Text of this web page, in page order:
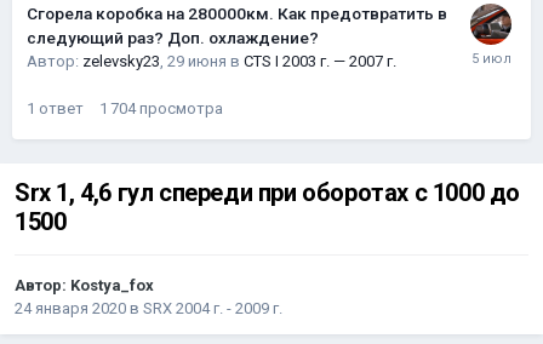
Сгорела коробка на 280000км. Как предотвратить в
следующий раз? Доп. охлаждение?
Автор: zelevsky23, 29 июня в CTS I 2003 г. — 2007 г.
1 ответ 1 704 просмотра
Srx 1, 4,6 гул спереди при оборотах с 1000 до
1500
Автор: Kostya_fox
24 января 2020 в SRX 2004 г. - 2009 г.